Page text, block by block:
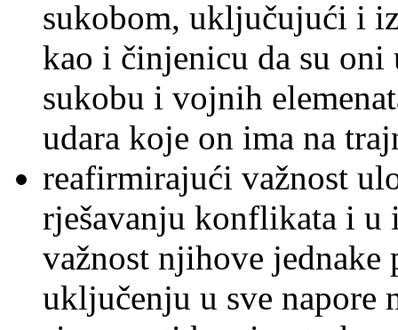
sukobom, uključujući i
kao i činjenicu da su oni
sukobu i vojnih
udara koje on ima na
reafirmirajući važnost
rješavanju konflikata i u
važnost njihove
uključenju u sve